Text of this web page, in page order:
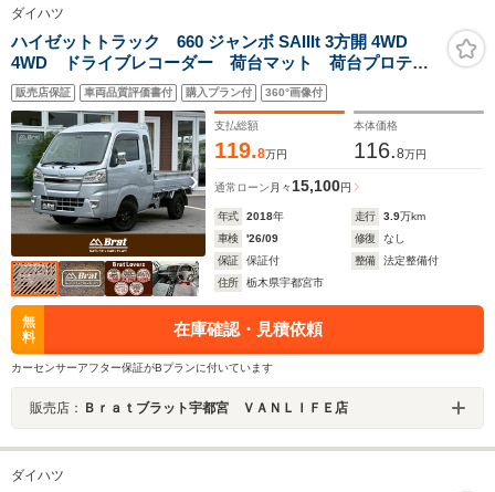
ダイハツ
ハイゼットトラック 660 ジャンボ SAIIIt 3方開 4WD
4WD ドライブレコーダー 荷台マット 荷台プロテク
ター 社外アルミホイール 作業灯 横滑り防止装置
衝突被害軽減ブレーキ LEDヘッドランプ フロントフ
ォグランプ 純正フロアマット
販売店保証 車両品質評価書付 購入プラン付 360°画像付
支払総額
119.8万円
本体価格
116.8万円
通常ローン 月々 15,100円
年式 2018年 走行 3.9万km
車検
'26/09 修復
なし
保証
保証付 整備
法定整備付
住所
栃木県宇都宮市
無
料
在庫確認・見積依頼
カーセンサーアフター保証がBプランに付いています
販売店： Ｂｒａｔブラット宇都宮 ＶＡＮＬＩＦＥ店
ダイハツ